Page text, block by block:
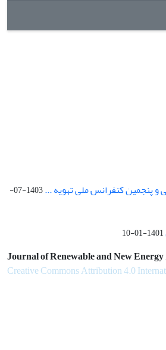
و پنجمین کنفرانس ملی تهویه ...
1403-07-
1401-01-10
Journal of Renewable and New Energy
Creative Commons Attribution 4.0